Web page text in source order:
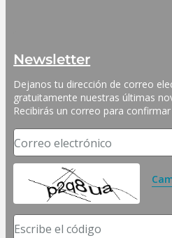
Newsletter
Dejanos tu dirección de correo
gratuitamente nuestras últimas
Recibirás un correo para
Correo electrónico
Escribe el código